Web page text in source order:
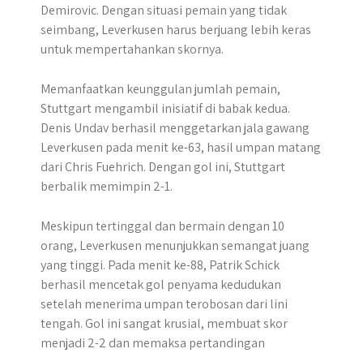
Demirovic. Dengan situasi pemain yang tidak
seimbang, Leverkusen harus berjuang lebih keras
untuk mempertahankan skornya.
Memanfaatkan keunggulan jumlah pemain,
Stuttgart mengambil inisiatif di babak kedua.
Denis Undav berhasil menggetarkan jala gawang
Leverkusen pada menit ke-63, hasil umpan matang
dari Chris Fuehrich. Dengan gol ini, Stuttgart
berbalik memimpin 2-1.
Meskipun tertinggal dan bermain dengan 10
orang, Leverkusen menunjukkan semangat juang
yang tinggi. Pada menit ke-88, Patrik Schick
berhasil mencetak gol penyama kedudukan
setelah menerima umpan terobosan dari lini
tengah. Gol ini sangat krusial, membuat skor
menjadi 2-2 dan memaksa pertandingan